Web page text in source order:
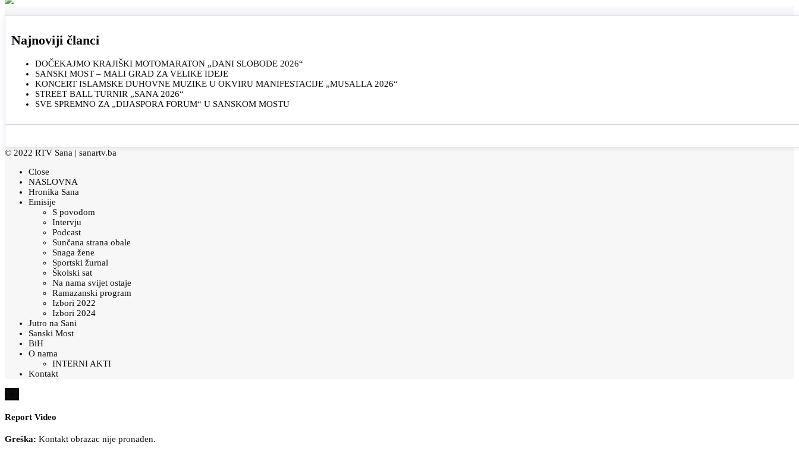
Najnoviji članci
DOČEKAJMO KRAJIŠKI MOTOMARATON „DANI SLOBODE 2026“
SANSKI MOST – MALI GRAD ZA VELIKE IDEJE
KONCERT ISLAMSKE DUHOVNE MUZIKE U OKVIRU MANIFESTACIJE „MUSALLA 2026“
STREET BALL TURNIR „SANA 2026“
SVE SPREMNO ZA „DIJASPORA FORUM“ U SANSKOM MOSTU
© 2022 RTV Sana | sanartv.ba
Close
NASLOVNA
Hronika Sana
Emisije
S povodom
Intervju
Podcast
Sunčana strana obale
Snaga žene
Sportski žurnal
Školski sat
Na nama svijet ostaje
Ramazanski program
Izbori 2022
Izbori 2024
Jutro na Sani
Sanski Most
BiH
O nama
INTERNI AKTI
Kontakt
Report Video
Greška: Kontakt obrazac nije pronađen.